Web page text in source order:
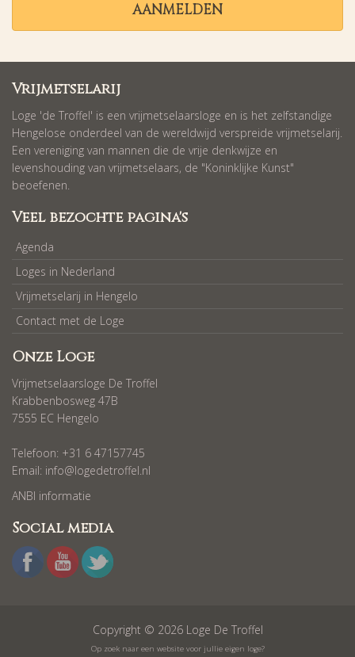
AANMELDEN
Vrijmetselarij
Loge 'de Troffel' is een vrijmetselaarsloge en is het zelfstandige
Hengelose onderdeel van de wereldwijd verspreide vrijmetselarij.
Een vereniging van mannen die de vrije denkwijze en
levenshouding van vrijmetselaars, de "Koninklijke Kunst"
beoefenen.
Veel bezochte pagina's
Agenda
Loges in Nederland
Vrijmetselarij in Hengelo
Contact met de Loge
Onze Loge
Vrijmetselaarsloge De Troffel
Krabbenbosweg 47B
7555 EC Hengelo
Telefoon: +31 6 47157745
Email: info@logedetroffel.nl
ANBI informatie
Social media
Copyright © 2026 Loge De Troffel
Op zoek naar een website voor jullie eigen loge?